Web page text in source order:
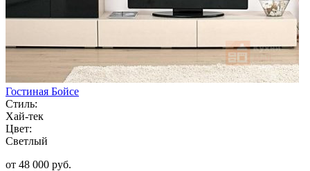
Гостиная Бойсе
Стиль:
Хай-тек
Цвет:
Светлый
от 48 000 руб.